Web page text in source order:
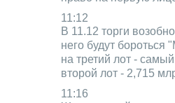
11:12
В 11.12 торги
него будут
на третий лот -
второй лот - 2,715
11:16